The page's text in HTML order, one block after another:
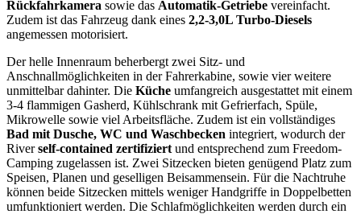
Rückfahrkamera sowie das Automatik-Getriebe vereinfacht.
Zudem ist das Fahrzeug dank eines 2,2-3,0L Turbo-Diesels
angemessen motorisiert.
Der helle Innenraum beherbergt zwei Sitz- und
Anschnallmöglichkeiten in der Fahrerkabine, sowie vier weitere
unmittelbar dahinter. Die Küche umfangreich ausgestattet mit einem
3-4 flammigen Gasherd, Kühlschrank mit Gefrierfach, Spüle,
Mikrowelle sowie viel Arbeitsfläche. Zudem ist ein vollständiges
Bad mit Dusche, WC und Waschbecken integriert, wodurch der
Riverself-contained zertifiziert und entsprechend zum Freedom-
Camping zugelassen ist. Zwei Sitzecken bieten genügend Platz zum
Speisen, Planen und geselligen Beisammensein. Für die Nachtruhe
können beide Sitzecken mittels weniger Handgriffe in Doppelbetten
umfunktioniert werden. Die Schlafmöglichkeiten werden durch ein